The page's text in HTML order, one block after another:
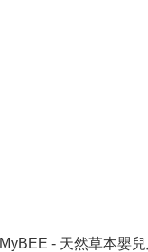
MyBEE - 天然草本嬰